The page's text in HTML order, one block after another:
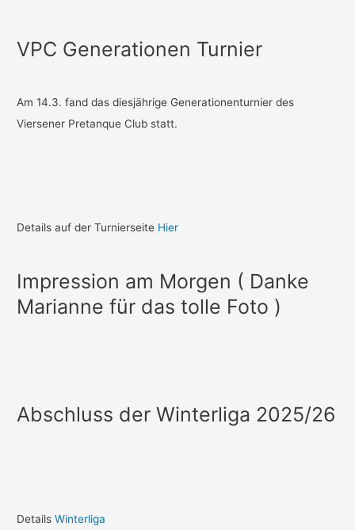
VPC Generationen Turnier
Am 14.3. fand das diesjährige Generationenturnier des
Viersener Pretanque Club statt.
Details auf der Turnierseite Hier
Impression am Morgen ( Danke
Marianne für das tolle Foto )
Abschluss der Winterliga 2025/26
DetailsWinterliga